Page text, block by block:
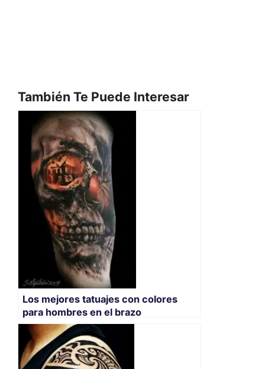
También Te Puede Interesar
Los mejores tatuajes con colores
para hombres en el brazo